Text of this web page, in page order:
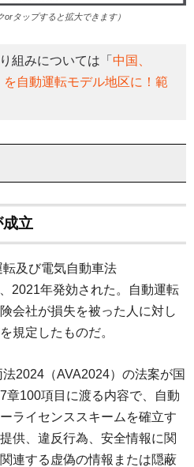
タップすると拡大できます）
組みについては「 中国、
を自動運転モデル地区に！範
立
及び電気自動車法
2021年発効された。自動運転
会社が損失を被った人に対し
規定したものだ。
2024（AVA2024）の法案が国
章100項目に渡る内容で、自動
ライセンススキームを確立す
供、違反行為、安全情報に関
連する虚偽の情報または隠蔽